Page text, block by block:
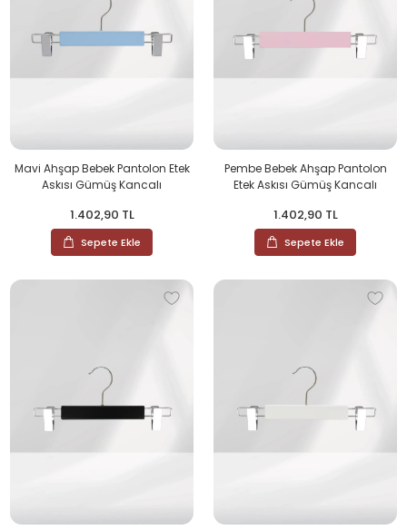
Mavi Ahşap Bebek Pantolon Etek
Askısı Gümüş Kancalı
1.402,90 TL
Sepete Ekle
Pembe Bebek Ahşap Pantolon
Etek Askısı Gümüş Kancalı
1.402,90 TL
Sepete Ekle